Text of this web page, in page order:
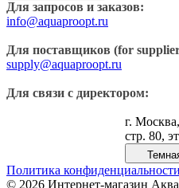
Для запросов и заказов:
info@aquaproopt.ru
Для поставщиков (for
supply@aquaproopt.ru
Для связи с директором:
г.
стр. 80,
Политика конфиденциальности
© 2026 Интернет-магазин